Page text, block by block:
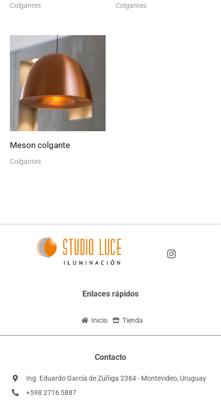
Colgantes Colgantes
Meson colgante
Colgantes
Enlaces rápidos
Inicio Tienda
Contacto
Ing. Eduardo García de Zúñiga 2384 - Montevideo, Uruguay
+598 2716 5887